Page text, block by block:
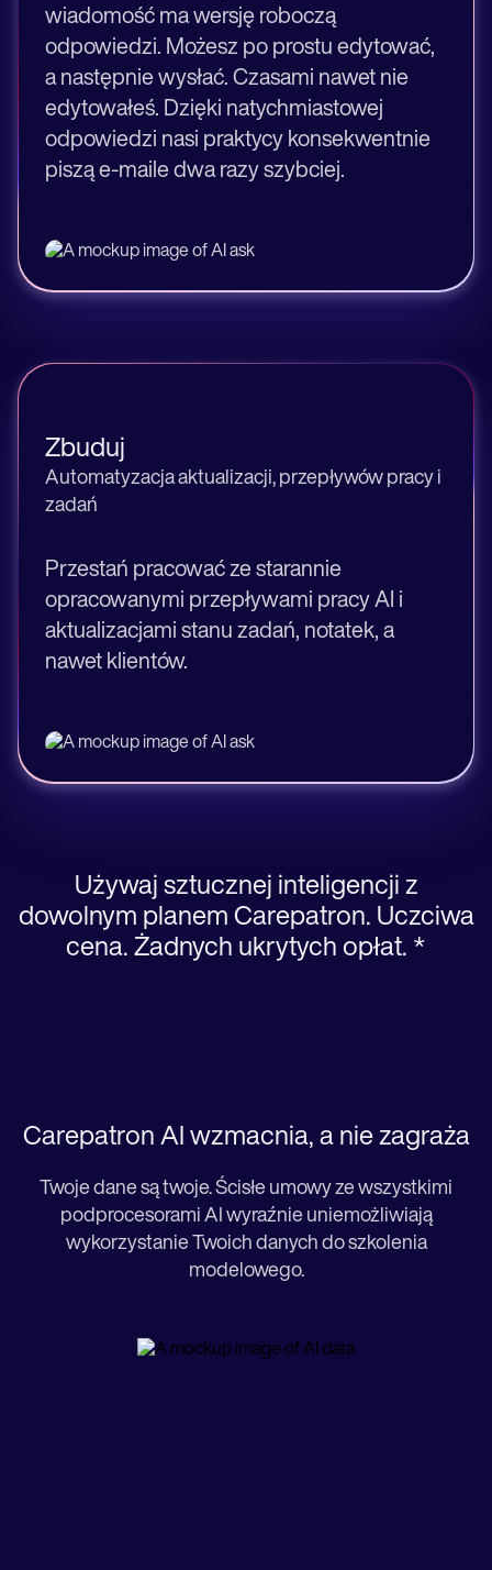
wiadomość ma wersję roboczą
odpowiedzi. Możesz po prostu edytować,
a następnie wysłać. Czasami nawet nie
edytowałeś. Dzięki natychmiastowej
odpowiedzi nasi praktycy konsekwentnie
piszą e-maile dwa razy szybciej.
Zbuduj
Automatyzacja aktualizacji, przepływów pracy i
zadań
Przestań pracować ze starannie
opracowanymi przepływami pracy AI i
aktualizacjami stanu zadań, notatek, a
nawet klientów.
Używaj sztucznej inteligencji z
dowolnym planem Carepatron. Uczciwa
cena. Żadnych ukrytych opłat. *
Carepatron AI wzmacnia, a nie zagraża
Twoje dane są twoje. Ścisłe umowy ze wszystkimi
podprocesorami AI wyraźnie uniemożliwiają
wykorzystanie Twoich danych do szkolenia
modelowego.